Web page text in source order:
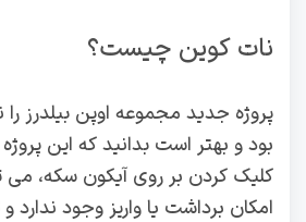
نات کوین چیست؟
بود و بهتر است بدانید که این
کلیک کردن بر روی آیکون سکه، می
امکان برداشت یا واریز وجود